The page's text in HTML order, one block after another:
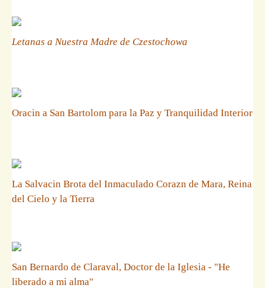
Letanas a Nuestra Madre de Czestochowa
Oracin a San Bartolom para la Paz y Tranquilidad Interior
La Salvacin Brota del Inmaculado Corazn de Mara, Reina
del Cielo y la Tierra
San Bernardo de Claraval, Doctor de la Iglesia - "He
liberado a mi alma"